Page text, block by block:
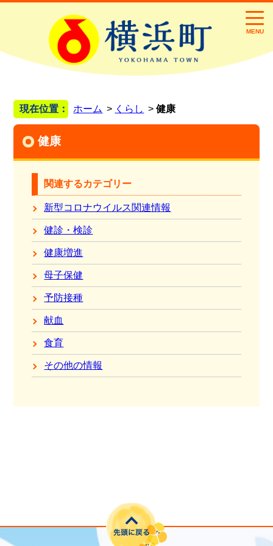
MENU
現在位置： ホーム くらし 健康
健康
関連するカテゴリー
新型コロナウイルス関連情報
健診・検診
健康増進
母子保健
予防接種
献血
食育
その他の情報